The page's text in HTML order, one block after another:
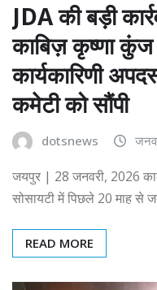
JDA की बड़ी
काबिज़ कृष्णा
कार्यकारिणी
कमेटी को सौंपी
dotsnews
जयपुर | 28 जनवरी, 2026
सोसायटी में पिछले 20 माह से
READ MORE